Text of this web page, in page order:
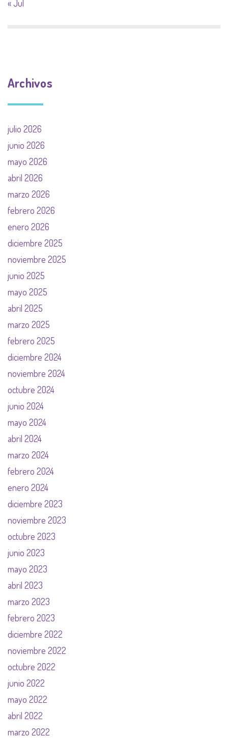
« Jul
Archivos
julio 2026
junio 2026
mayo 2026
abril 2026
marzo 2026
febrero 2026
enero 2026
diciembre 2025
noviembre 2025
junio 2025
mayo 2025
abril 2025
marzo 2025
febrero 2025
diciembre 2024
noviembre 2024
octubre 2024
junio 2024
mayo 2024
abril 2024
marzo 2024
febrero 2024
enero 2024
diciembre 2023
noviembre 2023
octubre 2023
junio 2023
mayo 2023
abril 2023
marzo 2023
febrero 2023
diciembre 2022
noviembre 2022
octubre 2022
junio 2022
mayo 2022
abril 2022
marzo 2022